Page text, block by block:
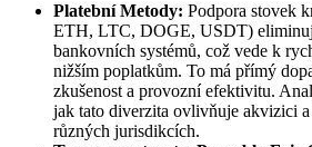
Platební Metody: Podpora stovek
ETH, LTC, DOGE, USDT)
bankovních systémů, což vede k
nižším poplatkům. To má přímý
zkušenost a provozní efektivitu.
jak tato diverzita ovlivňuje akvizici
různých jurisdikcích.